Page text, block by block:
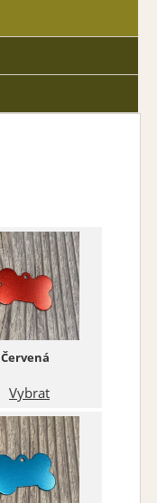
Červená
Vybrat